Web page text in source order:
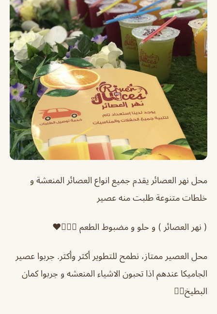
محل نهر العصائر يقدم جميع انواع العصائر المنعشة و
خلطات متنوعة طلبت منه عصير
( نهر العصائر ) و حلو و مضبوط الطعم 👍🏻😍❤️
محل العصير ممتاز، نطمح للتطوير أكثر وأكثر. جربوا عصير
الجاميكا عندهم اذا تحبون الاشياء المنعشه و جربوا كمان
البطيخ👍🏼